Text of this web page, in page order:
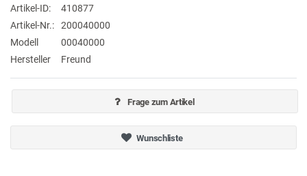
Artikel-ID:
410877
Artikel-Nr.:
200040000
Modell
00040000
Hersteller
Freund
Frage zum Artikel
Wunschliste